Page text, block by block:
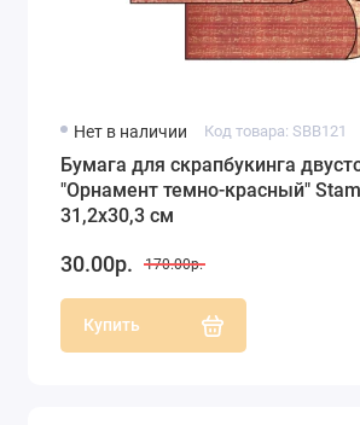
Нет в наличии Код товара: SBB121
Бумага для скрапбукинга
"Орнамент темно-красный"
31,2х30,3 см
30.00р. 170.00р.
Купить